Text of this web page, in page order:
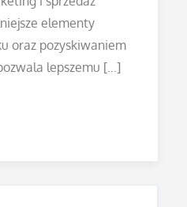
elementy
oraz pozyskiwaniem
lepszemu […]